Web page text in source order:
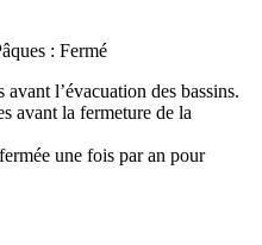
: Fermé
l’évacuation des bassins.
avant la fermeture de la
une fois par an pour